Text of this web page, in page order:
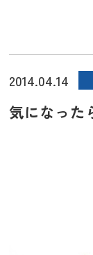
2014.04.14
気になった